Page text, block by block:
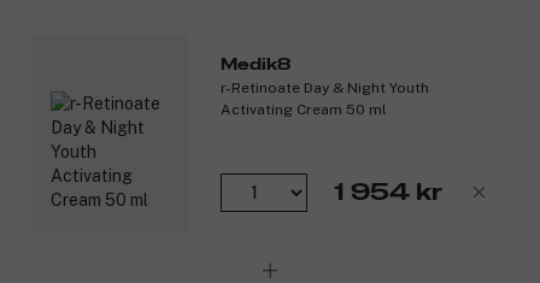
Hesperidin och koffein.
Vegansk.
Produktnummer:
Medik8
r-Retinoate Day & Night Youth
Activating Cream 50 ml
1 954 kr